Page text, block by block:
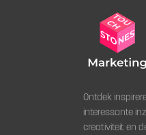
Ontdek
interessante
creativiteit en